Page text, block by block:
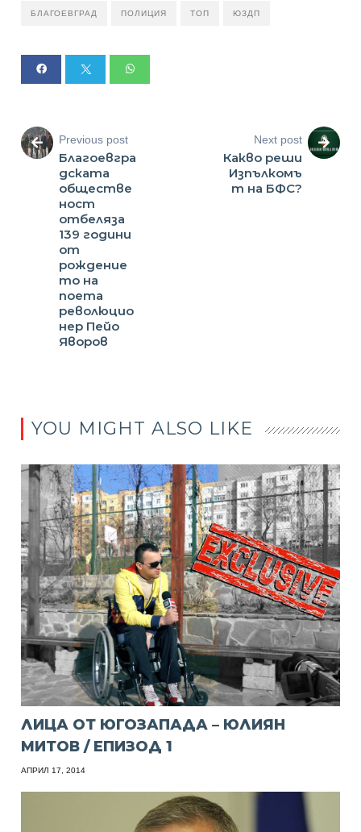
БЛАГОЕВГРАД ПОЛИЦИЯ ТОП ЮЗДП
Previous post
Благоевгра
дската
обществе
ност
отбеляза
139 години
от
рождение
то на
поета
революцио
нер Пейо
Яворов
Next post
Какво реши
Изпълкомъ
т на БФС?
YOU MIGHT ALSO LIKE
ЛИЦА ОТ ЮГОЗАПАДА – ЮЛИЯН
МИТОВ / ЕПИЗОД 1
АПРИЛ 17, 2014